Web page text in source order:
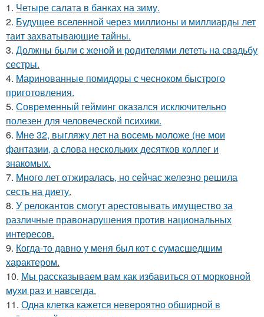
1. Четыре салата в банках на зиму.
2. Будущее вселенной через миллионы и миллиарды лет
таит захватывающие тайны.
3. Должны были с женой и родителями лететь на свадьбу
сестры.
4. Маринованные помидоры с чесноком быстрого
приготовления.
5. Современный гейминг оказался исключительно
полезен для человеческой психики.
6. Мне 32, выгляжу лет на восемь моложе (не мои
фантазии, а слова нескольких десятков коллег и
знакомых.
7. Много лет отжиралась, но сейчас железно решила
сесть на диету.
8. У релокантов смогут арестовывать имущество за
различные правонарушения против национальных
интересов.
9. Когда-то давно у меня был кот с сумасшедшим
характером.
10. Мы рассказываем вам как избавиться от морковной
мухи раз и навсегда.
11. Одна клетка кажется невероятно обширной в